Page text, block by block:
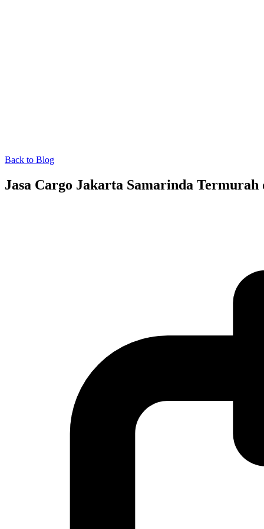
Back to Blog
Jasa Cargo Jakarta Samarinda Termurah